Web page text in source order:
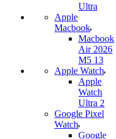
Ultra
Apple
Macbook
Macbook
Air 2026
M5 13
Apple Watch
Apple
Watch
Ultra 2
Google Pixel
Watch
Google